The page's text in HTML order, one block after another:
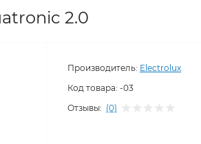
2.0
Производитель: Electrolux
Код товара: -03
Отзывы: (0)